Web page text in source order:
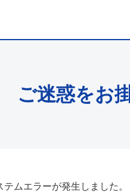
ご迷惑をお
テムエラーが発生しました。